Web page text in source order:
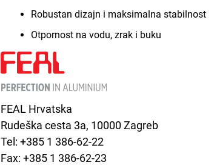
Robustan dizajn i maksimalna stabilnost
Otpornost na vodu, zrak i buku
FEAL Hrvatska
Rudeška cesta 3a, 10000 Zagreb
Tel: +385 1 386-62-22
Fax: +385 1 386-62-23